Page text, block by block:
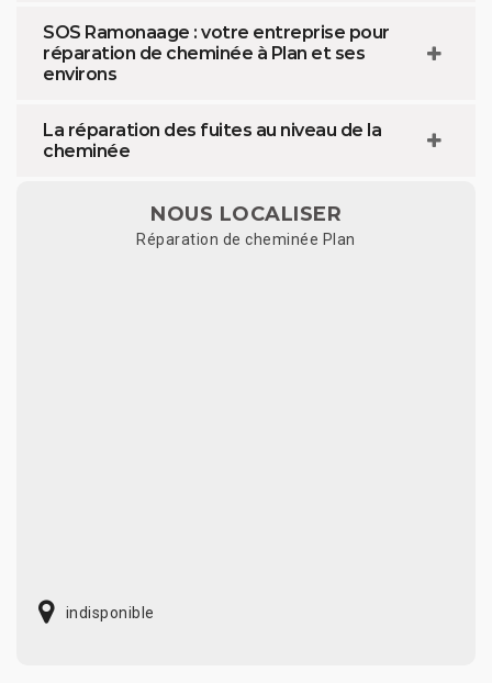
SOS Ramonaage : votre entreprise pour
réparation de cheminée à Plan et ses
environs
La réparation des fuites au niveau de la
cheminée
NOUS LOCALISER
Réparation de cheminée Plan
indisponible